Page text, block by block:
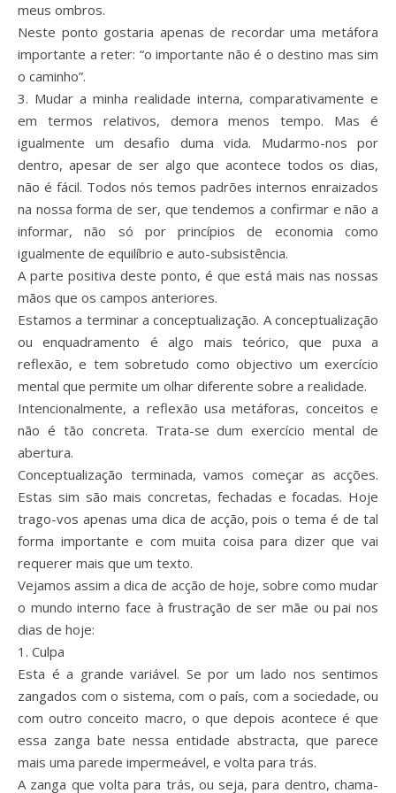
meus ombros.
Neste ponto gostaria apenas de recordar uma metáfora
importante a reter: “o importante não é o destino mas sim
o caminho”.
3. Mudar a minha realidade interna, comparativamente e
em termos relativos, demora menos tempo. Mas é
igualmente um desafio duma vida. Mudarmo-nos por
dentro, apesar de ser algo que acontece todos os dias,
não é fácil. Todos nós temos padrões internos enraizados
na nossa forma de ser, que tendemos a confirmar e não a
informar, não só por princípios de economia como
igualmente de equilíbrio e auto-subsistência.
A parte positiva deste ponto, é que está mais nas nossas
mãos que os campos anteriores.
Estamos a terminar a conceptualização. A conceptualização
ou enquadramento é algo mais teórico, que puxa a
reflexão, e tem sobretudo como objectivo um exercício
mental que permite um olhar diferente sobre a realidade.
Intencionalmente, a reflexão usa metáforas, conceitos e
não é tão concreta. Trata-se dum exercício mental de
abertura.
Conceptualização terminada, vamos começar as acções.
Estas sim são mais concretas, fechadas e focadas. Hoje
trago-vos apenas uma dica de acção, pois o tema é de tal
forma importante e com muita coisa para dizer que vai
requerer mais que um texto.
Vejamos assim a dica de acção de hoje, sobre como mudar
o mundo interno face à frustração de ser mãe ou pai nos
dias de hoje:
1. Culpa
Esta é a grande variável. Se por um lado nos sentimos
zangados com o sistema, com o país, com a sociedade, ou
com outro conceito macro, o que depois acontece é que
essa zanga bate nessa entidade abstracta, que parece
mais uma parede impermeável, e volta para trás.
A zanga que volta para trás, ou seja, para dentro, chama-